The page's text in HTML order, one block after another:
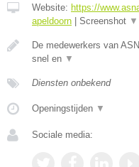
Website: https://
apeldoorn | Screenshot ▼
De medewerkers van
snel en ▼
Diensten onbekend
Openingstijden ▼
Sociale media: